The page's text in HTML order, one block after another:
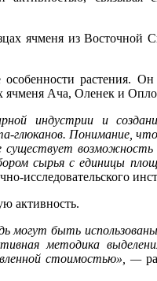
ячменя из Восточной
растения. Он
ячменя Ача, Оленек и
индустрии и
глюканов. Понимание,
существует возможность
сырья с единицы
исследовательского
активность.
могут быть
методика
стоимостью», —